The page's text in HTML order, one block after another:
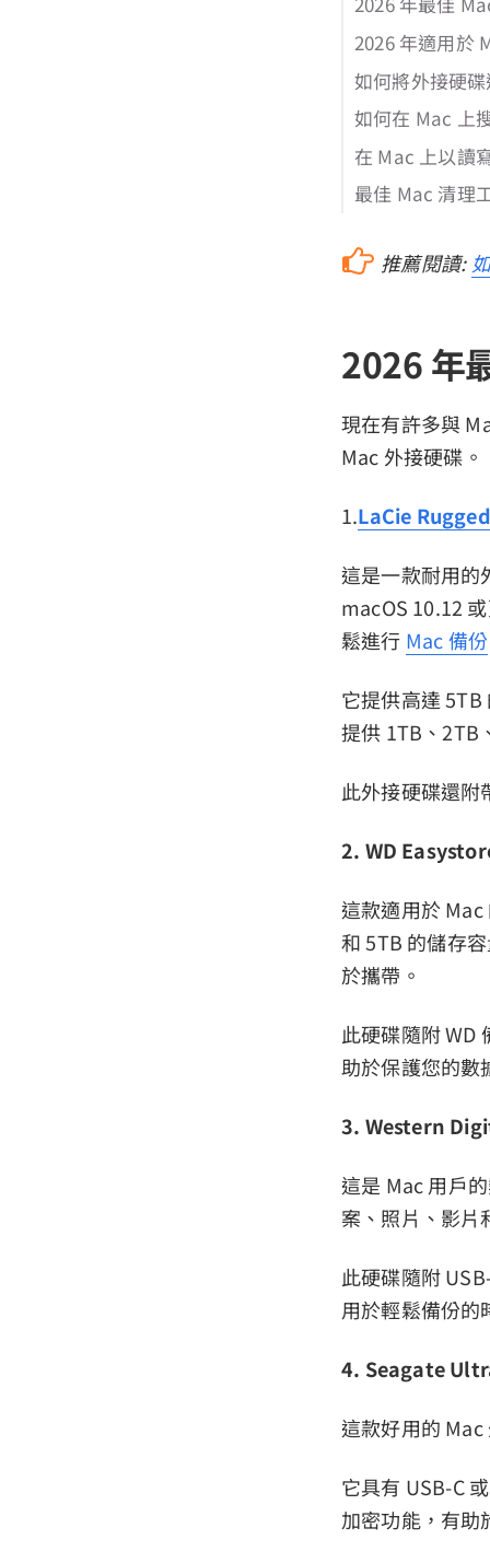
2026 年適用於
如何將外接硬
如何在 Mac 上
在 Mac 上以讀
最佳 Mac 清理
推薦閱讀:
2026 年
現在有許多與
Mac 外接硬碟。
1.LaCie
這是一款耐用的
macOS 10.12
鬆進行 Mac 備份
它提供高達
提供 1TB、2TB
此外接硬碟還附
2. WD
這款適用於
和 5TB 的儲存
於攜帶。
此硬碟隨附 WD
助於保護您的數
3. Western
這是 Mac 用戶
案、照片、影片
此硬碟隨附
用於輕鬆備份的
4. Seagate
這款好用的
它具有 USB-C
加密功能，有助